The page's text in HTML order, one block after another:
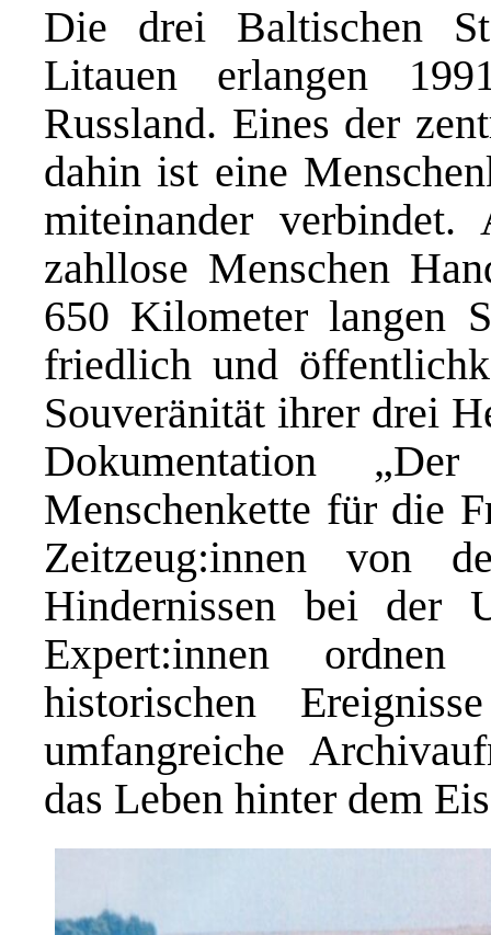
Die drei Baltischen
Litauen erlangen
Russland. Eines der
dahin ist eine
miteinander
zahllose Menschen
650 Kilometer langen
friedlich und
Souveränität ihrer drei
Dokumentation
Menschenkette für die
Zeitzeug:innen von
Hindernissen bei der
Expert:innen
historischen
umfangreiche
das Leben hinter dem